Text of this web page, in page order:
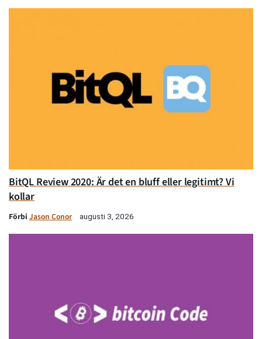
BitQL Review 2020: Är det en bluff eller legitimt? Vi
kollar
Förbi Jason Conor augusti 3, 2026